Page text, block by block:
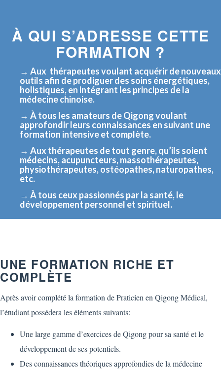
À QUI S’ADRESSE CETTE
FORMATION ?
→ Aux thérapeutes voulant acquérir de nouveaux
outils afin de prodiguer des soins énergétiques,
holistiques, en intégrant les principes de la
médecine chinoise.
→ À tous les amateurs de Qigong voulant
approfondir leurs connaissances en suivant une
formation intensive et complète.
→ Aux thérapeutes de tout genre, qu’ils soient
médecins, acupuncteurs, massothérapeutes,
physiothérapeutes, ostéopathes, naturopathes,
etc.
→ À tous ceux passionnés par la santé, le
développement personnel et spirituel.
UNE FORMATION RICHE ET
COMPLÈTE
Après avoir complété la formation de Praticien en Qigong Médical,
l’étudiant possédera les éléments suivants:
Une large gamme d’exercices de Qigong pour sa santé et le
développement de ses potentiels.
Des connaissances théoriques approfondies de la médecine